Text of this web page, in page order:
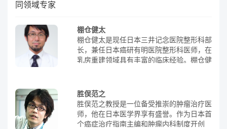
同领域专家
棚仓健太
棚仓健太是现任日本三井记念医院整形科部
长，兼任日本癌研有明医院整形科医师，在
乳房重建领域具有丰富的临床经验。棚仓健
医生，专攻乳房重建领域，自2019年起，
棚仓健太医生调任三井记念医院从事整形外
科的工作，旨在帮助并提供最适合每个患者
的重建方法，目前已成为日本权威的整形外
胜俣范之
胜俣范之教授是一位备受推崇的肿瘤治疗医
师，他在日本医学界享有盛誉。作为日本首
个癌症治疗指南主编和肿瘤内科制度开创